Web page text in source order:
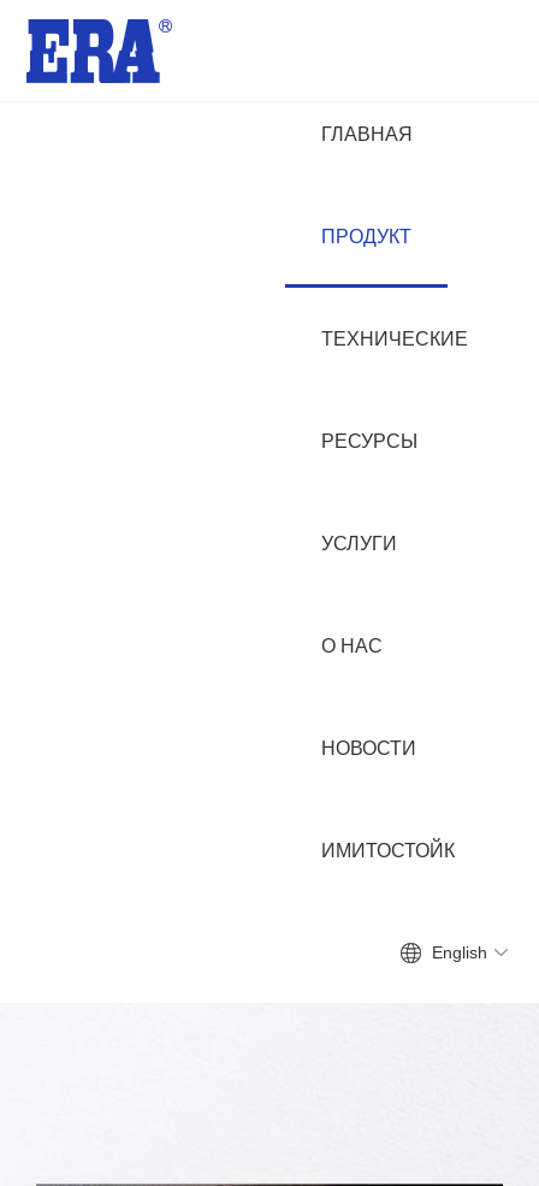
ГЛАВНАЯ
ПРОДУКТ
ТЕХНИЧЕСКИЕ
РЕСУРСЫ
УСЛУГИ
О НАС
НОВОСТИ
ИМИТОСТОЙК
English